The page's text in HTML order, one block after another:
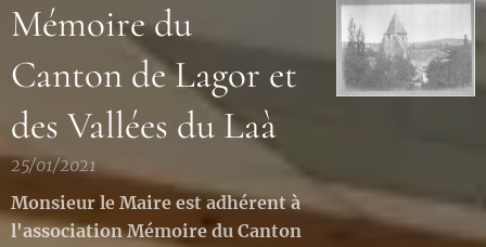
Mémoire du
Canton de Lagor et
des Vallées du Laà
25/01/2021
Monsieur le Maire est adhérent à
l'association Mémoire du Canton